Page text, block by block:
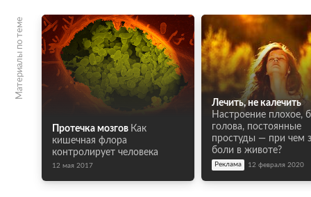
Материалы по теме
Протечка мозгов Как
кишечная флора
контролирует человека
12 мая 2017
Лечить, не калечить
Настроение плохое,
голова, постоянные
простуды — при чем
боли в животе?
Реклама 12 февраля 2020